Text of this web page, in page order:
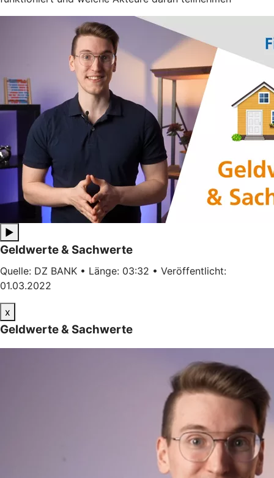
▶
Geldwerte & Sachwerte
Quelle: DZ BANK • Länge: 03:32 • Veröffentlicht:
01.03.2022
x
Geldwerte & Sachwerte